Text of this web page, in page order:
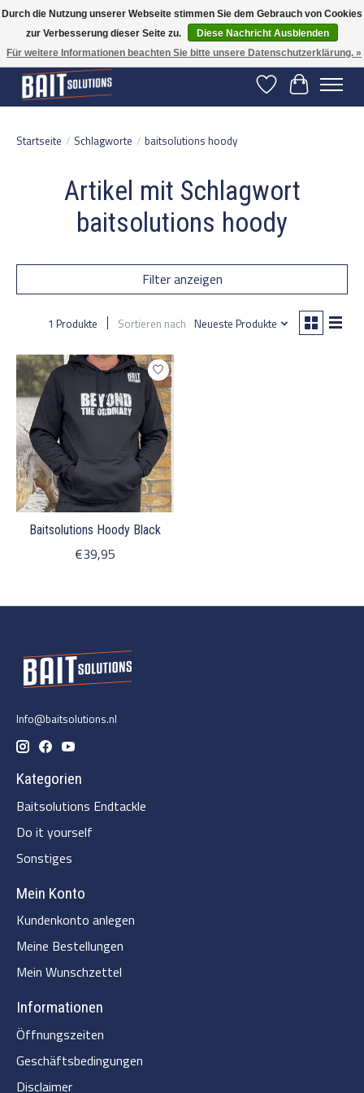
Gratis verzending vanaf 50 euro binnen NL | Op voorraad binnen 2-5 werkdagen
verzonden | België vanaf 70 euro gratis verzonden
Wunschzettel
Ihr
Startseite / Schlagworte / baitsolutions hoody
Artikel mit Schlagwort
baitsolutions hoody
Filter anzeigen
1 Produkte Sortieren nach Neueste Produkte
Baitsolutions Hoody Black
€39,95
Info@baitsolutions.nl
Kategorien
Baitsolutions Endtackle
Do it yourself
Sonstiges
Mein Konto
Kundenkonto anlegen
Meine Bestellungen
Mein Wunschzettel
Informationen
Öffnungszeiten
Geschäftsbedingungen
Disclaimer
Durch die Nutzung unserer Webseite stimmen Sie dem Gebrauch von Cookies
zur Verbesserung dieser Seite zu.
Diese Nachricht Ausblenden
Für weitere Informationen beachten Sie bitte unsere Datenschutzerklärung. »